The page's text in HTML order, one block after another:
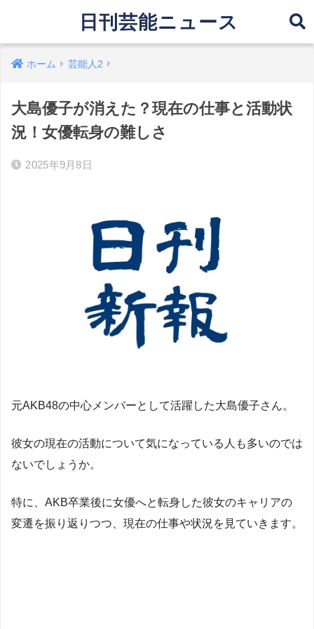
日刊芸能ニュース
ホーム 芸能人2
大島優子が消えた？現在の仕事と活動状
況！女優転身の難しさ
2025年9月8日
元AKB48の中心メンバーとして活躍した大島優子さん。
彼女の現在の活動について気になっている人も多いのでは
ないでしょうか。
特に、AKB卒業後に女優へと転身した彼女のキャリアの
変遷を振り返りつつ、現在の仕事や状況を見ていきます。